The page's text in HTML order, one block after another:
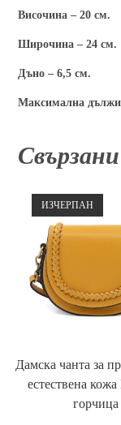
Височина – 20 см.
Широчина – 24 см.
Дъно – 6,5 см.
Максимална
ИЗЧЕРПАН
Дамска чанта за
естествена
горчица